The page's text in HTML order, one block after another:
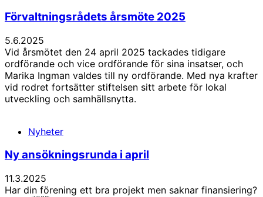
Förvaltningsrådets årsmöte 2025
5.6.2025
Vid årsmötet den 24 april 2025 tackades tidigare
ordförande och vice ordförande för sina insatser, och
Marika Ingman valdes till ny ordförande. Med nya krafter
vid rodret fortsätter stiftelsen sitt arbete för lokal
utveckling och samhällsnytta.
Nyheter
Ny ansökningsrunda i april
11.3.2025
Har din förening ett bra projekt men saknar finansiering?